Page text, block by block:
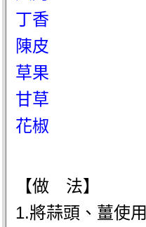
丁香
陳皮
草果
甘草
花椒
【做 法】
1.將蒜頭、薑使